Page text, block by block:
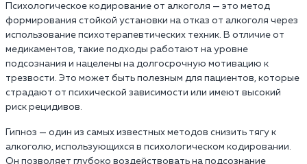
Психологическое кодирование от алкоголя — это метод
формирования стойкой установки на отказ от алкоголя через
использование психотерапевтических техник. В отличие от
медикаментов, такие подходы работают на уровне
подсознания и нацелены на долгосрочную мотивацию к
трезвости. Это может быть полезным для пациентов, которые
страдают от психической зависимости или имеют высокий
риск рецидивов.
Гипноз — один из самых известных методов снизить тягу к
алкоголю, использующихся в психологическом кодировании.
Он позволяет глубоко воздействовать на подсознание